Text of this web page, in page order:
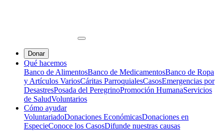
Donar
Qué hacemos
Banco de AlimentosBanco de MedicamentosBanco de Ropa
y Artículos VariosCáritas ParroquialesCasosEmergencias por
DesastresPosada del PeregrinoPromoción HumanaServicios
de SaludVoluntarios
Cómo ayudar
VoluntariadoDonaciones EconómicasDonaciones en
EspecieConoce los CasosDifunde nuestras causas